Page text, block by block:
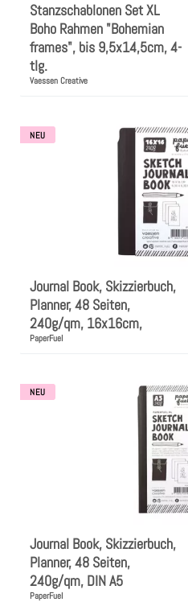
Stanzschablonen Set XL
Boho Rahmen "Bohemian
frames", bis 9,5x14,5cm, 4-
tlg.
Vaessen Creative
NEU
Journal Book, Skizzierbuch,
Planner, 48 Seiten,
240g/qm, 16x16cm,
PaperFuel
NEU
Journal Book, Skizzierbuch,
Planner, 48 Seiten,
240g/qm, DIN A5
PaperFuel